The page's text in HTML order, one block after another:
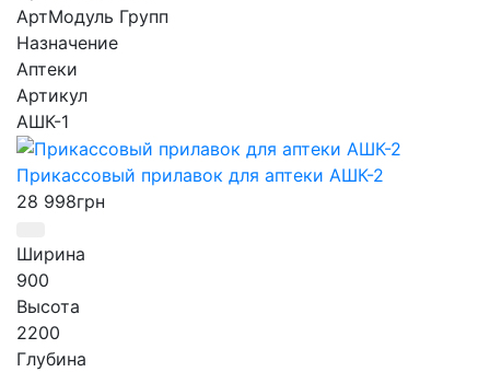
АртМодуль Групп
Назначение
Аптеки
Артикул
АШК-1
Прикассовый прилавок для аптеки АШК-2
28 998грн
Ширина
900
Высота
2200
Глубина